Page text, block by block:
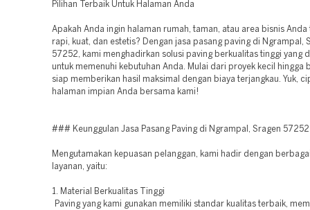
Pilihan Terbaik Untuk Halaman Anda
Apakah Anda ingin halaman rumah, taman, atau area bisnis
rapi, kuat, dan estetis? Dengan jasa pasang paving di Ngrampal,
57252, kami menghadirkan solusi paving berkualitas tinggi yang
untuk memenuhi kebutuhan Anda. Mulai dari proyek kecil hingga
siap memberikan hasil maksimal dengan biaya terjangkau. Yuk,
halaman impian Anda bersama kami!
### Keunggulan Jasa Pasang Paving di Ngrampal, Sragen 57252
Mengutamakan kepuasan pelanggan, kami hadir dengan
layanan, yaitu:
1. Material Berkualitas Tinggi
Paving yang kami gunakan memiliki standar kualitas terbaik,